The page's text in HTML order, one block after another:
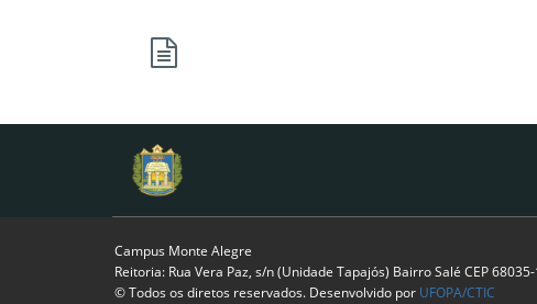
Campus Monte Alegre
Reitoria: Rua Vera Paz, s/n (Unidade Tapajós) Bairro Salé CEP
© Todos os diretos reservados. Desenvolvido por UFOPA/CTIC